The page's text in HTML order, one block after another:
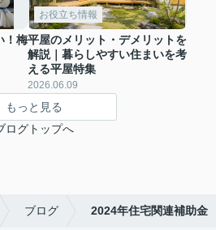
！梅
お役立ち情報
平屋のメリット・デメリットを
解説｜暮らしやすい住まいを考
える平屋特集
2026.06.09
もっと見る
ログトップへ
ブログ 2024年住宅関連補助金